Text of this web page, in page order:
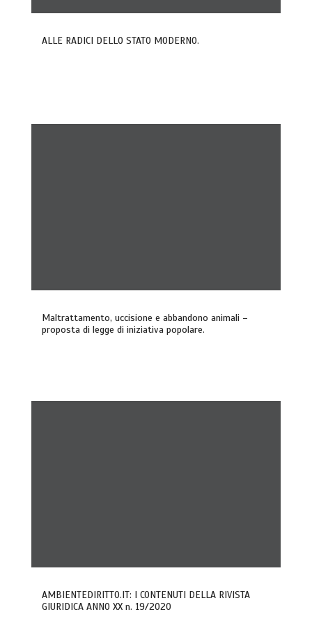
ALLE RADICI DELLO STATO MODERNO.
Maltrattamento, uccisione e abbandono animali –
proposta di legge di iniziativa popolare.
AMBIENTEDIRITTO.IT: I CONTENUTI DELLA RIVISTA
GIURIDICA ANNO XX n. 19/2020